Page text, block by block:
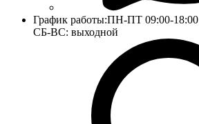
График работы:ПН-ПТ 09:00-18:00
СБ-ВС: выходной